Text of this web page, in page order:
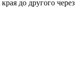
до другого через